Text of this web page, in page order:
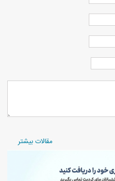
مقالات بیشتر